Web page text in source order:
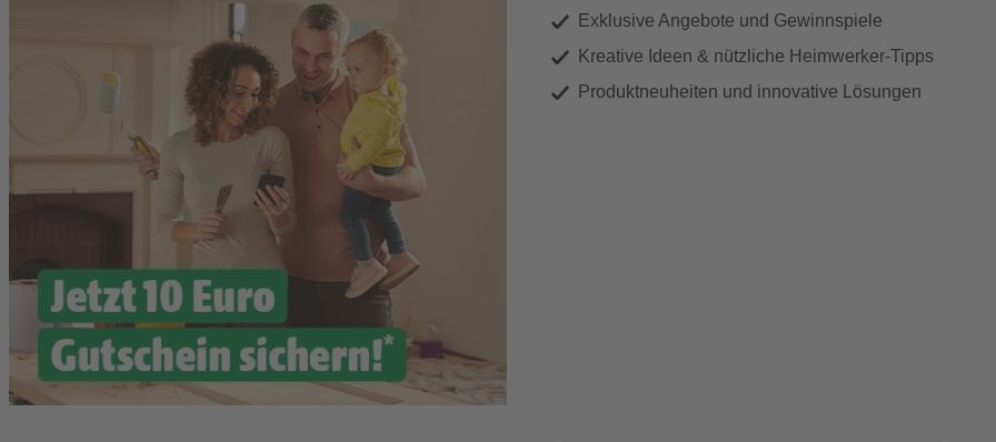
Exklusive Angebote und Gewinnspiele
Kreative Ideen & nützliche Heimwerker-Tipps
Produktneuheiten und innovative Lösungen